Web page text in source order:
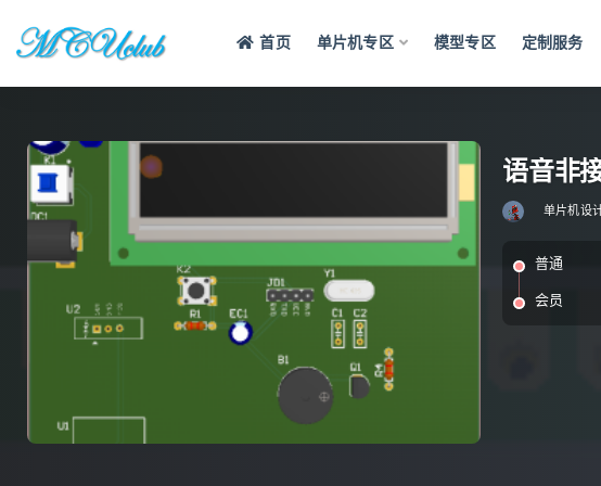
首页 单片机专区 模型专区 定制服务
语音非
单片机设
普通
会员